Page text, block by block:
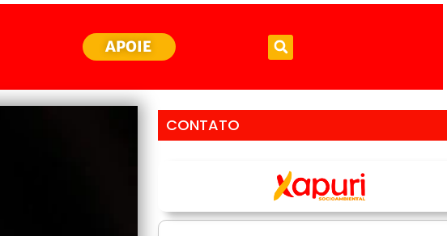
APOIE
CONTATO